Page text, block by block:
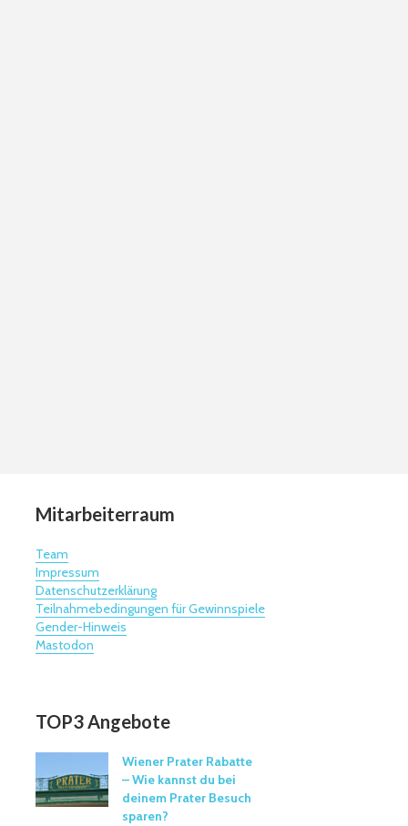
Mitarbeiterraum
Team
Impressum
Datenschutzerklärung
Teilnahmebedingungen für Gewinnspiele
Gender-Hinweis
Mastodon
TOP3 Angebote
Wiener Prater Rabatte
– Wie kannst du bei
deinem Prater Besuch
sparen?